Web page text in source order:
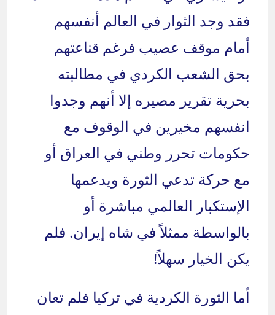
فقد وجد الثوار في العالم أنفسهم
أمام موقف عصيب فرغم قناعتهم
بحق الشعب الكردي في مطالبته
بحرية تقرير مصيره إلا أنهم وجدوا
انفسهم مخيرين في الوقوف مع
حكومات تحرر وطني في العراق أو
مع حركة تدعي الثورة ويدعمها
الإستكبار العالمي مباشرة أو
بالواسطة ممثلاً في شاه إيران. فلم
يكن الخيار سهلاً!
أما الثورة الكردية في تركيا فلم تعان